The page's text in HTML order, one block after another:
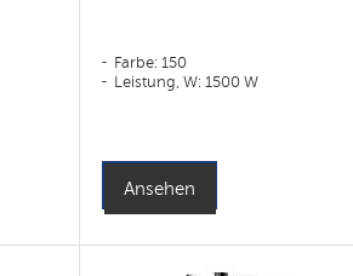
Farbe: 150
Leistung, W: 1500 W
Ansehen